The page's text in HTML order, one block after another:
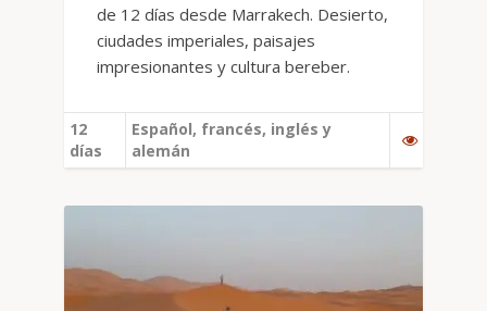
de 12 días desde Marrakech. Desierto,
ciudades imperiales, paisajes
impresionantes y cultura bereber.
12
días
Español, francés, inglés y
alemán